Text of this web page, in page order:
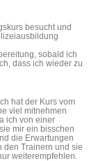
besucht und
sobald ich
dass ich wieder zu
hat der Kurs vom
viel mitnehmen
ich von einer
mir ein bisschen
die Erwartungen
den Trainern und sie
weiterempfehlen.